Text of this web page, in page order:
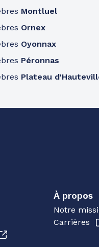
Montluel
Ornex
Oyonnax
Péronnas
Plateau
À propos
Notre
Carrières